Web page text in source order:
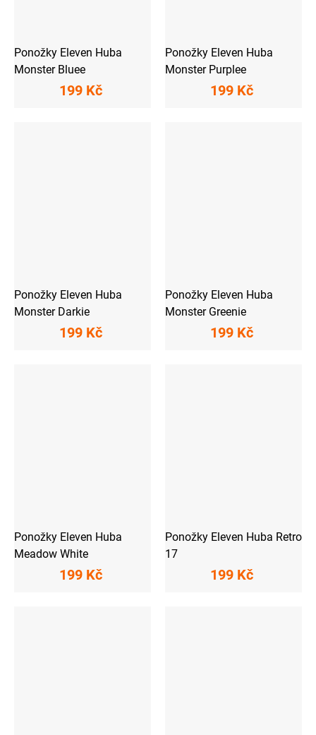
Ponožky Eleven Huba
Monster Bluee
199 Kč
Ponožky Eleven Huba
Monster Purplee
199 Kč
Ponožky Eleven Huba
Monster Darkie
199 Kč
Ponožky Eleven Huba
Monster Greenie
199 Kč
Ponožky Eleven Huba
Meadow White
199 Kč
Ponožky Eleven Huba Retro
17
199 Kč